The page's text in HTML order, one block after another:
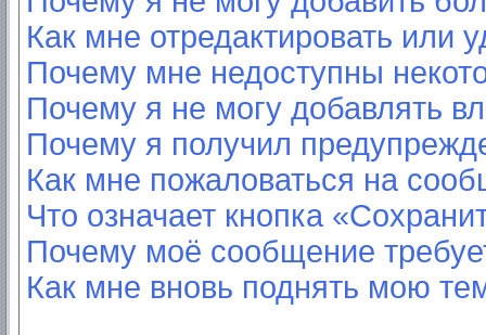
Как мне отредактировать или
Почему мне недоступны
Почему я не могу добавлять
Почему я получил
Как мне пожаловаться на
Что означает кнопка
Почему моё сообщение
Как мне вновь поднять мою